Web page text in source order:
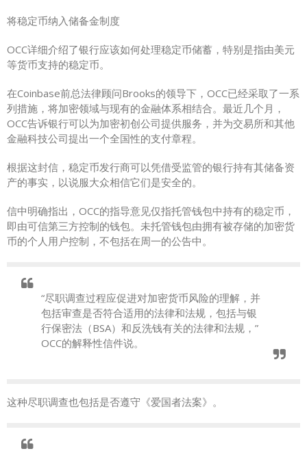
将稳定币纳入储备金制度
OCC详细介绍了银行应该如何处理稳定币储蓄，特别是指由美元
等货币支持的稳定币。
在Coinbase前总法律顾问Brooks的领导下，OCC已经采取了一系
列措施，将加密领域与现有的金融体系相结合。最近几个月，
OCC告诉银行可以为加密初创公司提供服务，并为交易所和其他
金融科技公司提出一个全国性的支付章程。
根据这封信，稳定币发行商可以凭借受监管的银行持有其储备资
产的事实，以说服大众相信它们是安全的。
信中明确指出，OCC的指导意见仅指托管钱包中持有的稳定币，
即由可信第三方控制的钱包。未托管钱包由拥有被存储的加密货
币的个人用户控制，不包括在周一的公告中。
“尽职调查过程应促进对加密货币风险的理解，并
包括审查是否符合适用的法律和法规，包括与银
行保密法（BSA）和反洗钱有关的法律和法规，”
OCC的解释性信件说。
这种尽职调查也包括是否遵守《爱国者法案》。